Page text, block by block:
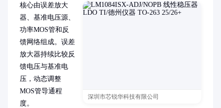
深圳市芯锐华科技有限公司
核心由误差放大
器、基准电压源、
功率MOS管和反
馈网络组成。误差
放大器持续比较反
馈电压与基准电
压，动态调整
MOS管导通程
度。